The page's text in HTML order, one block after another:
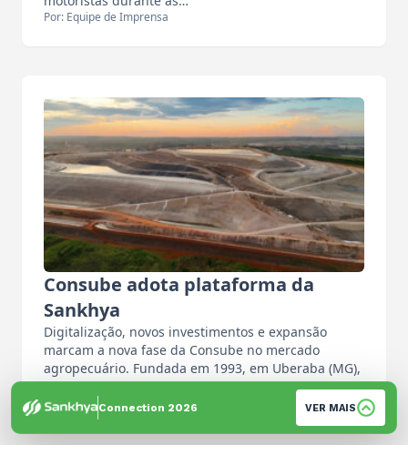
Por: Equipe de Imprensa
Consube adota plataforma da
Sankhya
Digitalização, novos investimentos e expansão
marcam a nova fase da Consube no mercado
agropecuário. Fundada em 1993, em Uberaba (MG),
…
Por: Equipe de Imprensa
Connection 2026 VER MAIS